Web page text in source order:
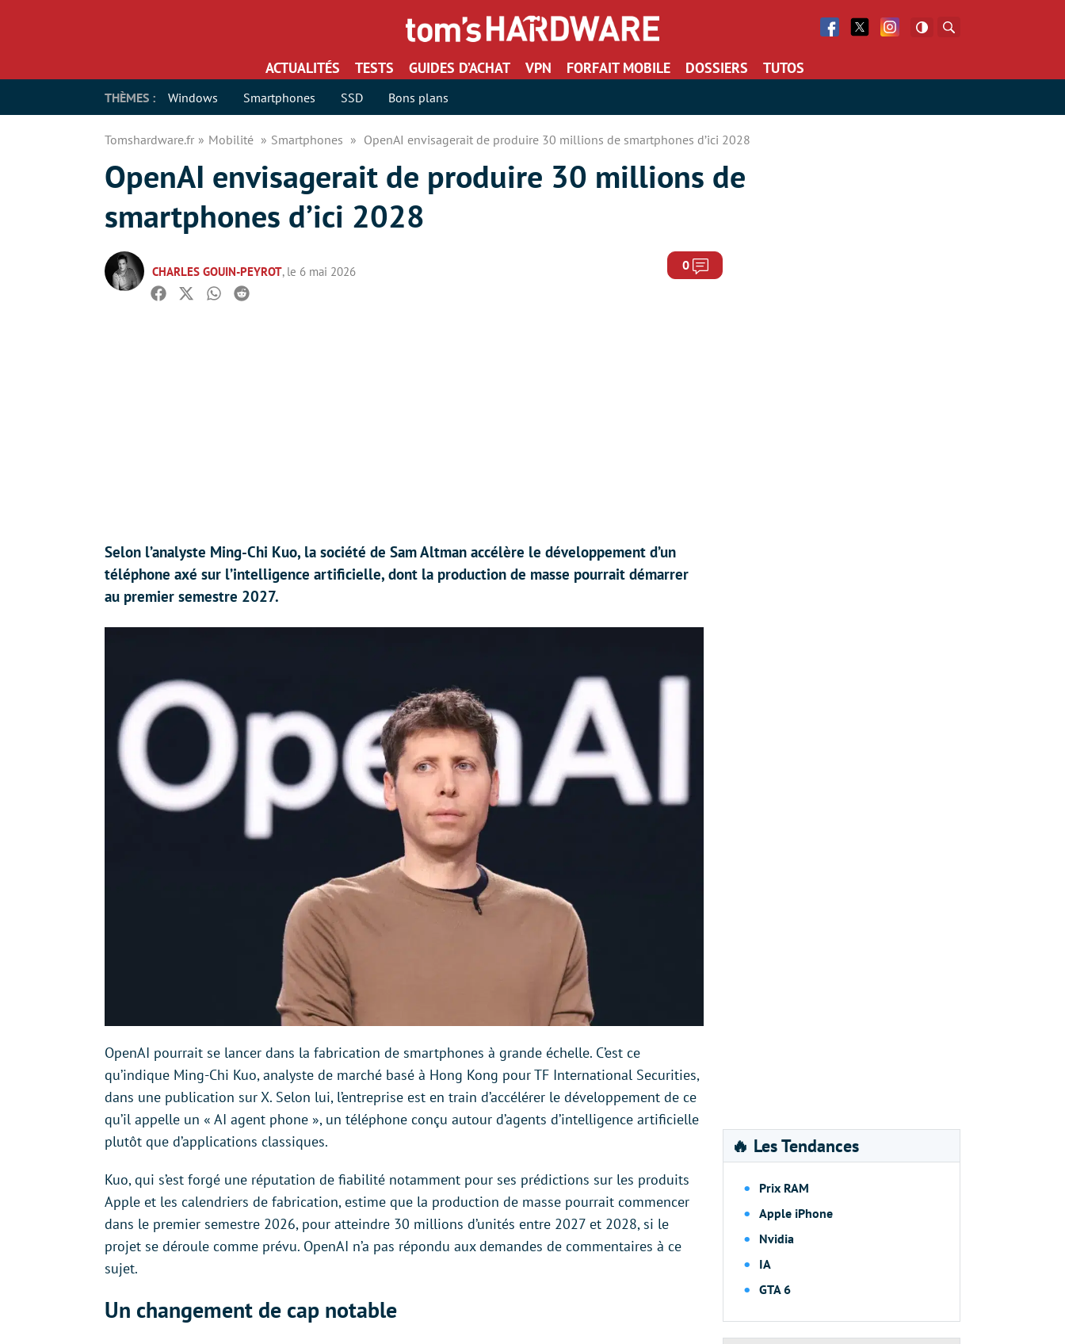
Facebook
Twitter Facebook
ACTUALITÉS TESTS GUIDES D’ACHAT VPN FORFAIT MOBILE DOSSIERS TUTOS
THÈMES : Windows Smartphones SSD Bons plans
Tomshardware.fr Mobilité Smartphones OpenAI envisagerait de produire 30 millions de smartphones d’ici 2028
OpenAI envisagerait de produire 30 millions de
smartphones d’ici 2028
CHARLES GOUIN-PEYROT, le 6 mai 2026 0 Commentaires
Facebook
TwitterWhatsapp
Reddit
Selon l’analyste Ming-Chi Kuo, la société de Sam Altman accélère le développement d’un
téléphone axé sur l’intelligence artificielle, dont la production de masse pourrait démarrer
au premier semestre 2027.
OpenAI pourrait se lancer dans la fabrication de smartphones à grande échelle. C’est ce
qu’indique Ming-Chi Kuo, analyste de marché basé à Hong Kong pour TF International Securities,
dans une publication sur X. Selon lui, l’entreprise est en train d’accélérer le développement de ce
qu’il appelle un « AI agent phone », un téléphone conçu autour d’agents d’intelligence artificielle
plutôt que d’applications classiques.
Kuo, qui s’est forgé une réputation de fiabilité notamment pour ses prédictions sur les produits
Apple et les calendriers de fabrication, estime que la production de masse pourrait commencer
dans le premier semestre 2026, pour atteindre 30 millions d’unités entre 2027 et 2028, si le
projet se déroule comme prévu. OpenAI n’a pas répondu aux demandes de commentaires à ce
sujet.
Un changement de cap notable
🔥 Les Tendances
Prix RAM
Apple iPhone
Nvidia
IA
GTA 6